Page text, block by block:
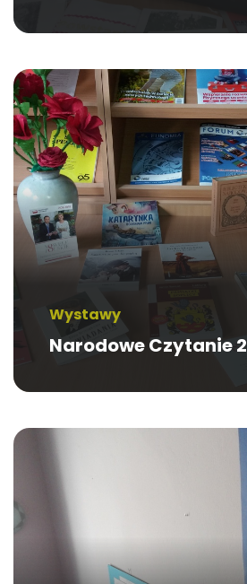
Wystawy
Narodowe Czytanie